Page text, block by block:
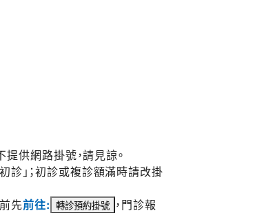
供網路掛號，請見諒。
診」；初診或複診額滿時請改掛
先前往:
，門診報